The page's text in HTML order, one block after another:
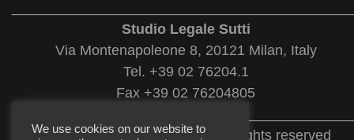
Studio Legale Sutti
Via Montenapoleone 8, 20121 Milan, Italy
Tel. +39 02 76204.1
Fax +39 02 76204805
© 2022 Studio Legale Sutti. All rights reserved
We use cookies on our website to